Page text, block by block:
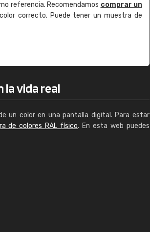
referencia. Recomendamos comprar un
correcto. Puede tener un muestra de
la vida real
un color en una pantalla digital. Para estar
de colores RAL físico. En esta web puedes
Enrique